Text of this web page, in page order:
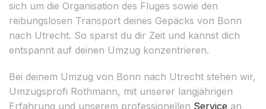
sich um die Organisation des Fluges sowie den
reibungslosen Transport deines Gepäcks von Bonn
nach Utrecht. So sparst du dir Zeit und kannst dich
entspannt auf deinen Umzug konzentrieren.
Bei deinem Umzug von Bonn nach Utrecht stehen wir,
Umzugsprofi Rothmann, mit unserer langjährigen
Erfahrung und unserem professionellen Service an